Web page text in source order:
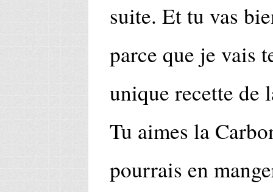
suite. Et tu vas
parce que je vais
unique recette de
Tu aimes la
pourrais en